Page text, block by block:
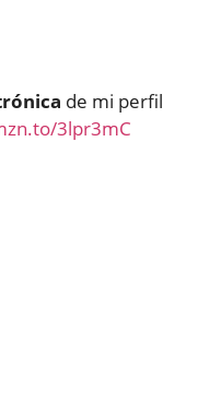
de mi perfil
3lpr3mC